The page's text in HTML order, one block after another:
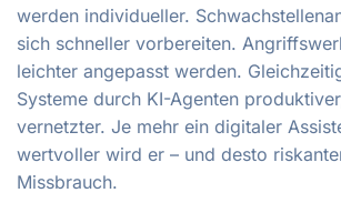
werden individueller.
sich schneller vorbereiten.
leichter angepasst werden.
Systeme durch KI-Agenten
vernetzter. Je mehr ein digitaler
wertvoller wird er – und desto
Missbrauch.